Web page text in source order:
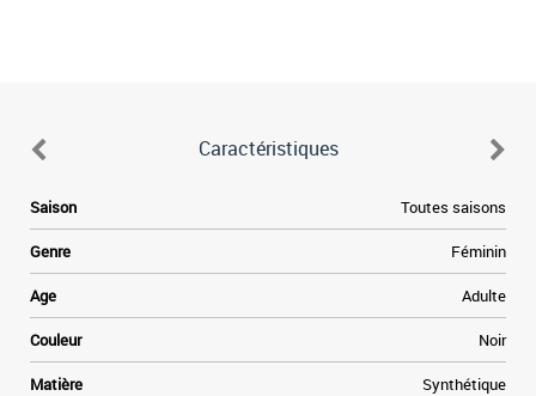
Caractéristiques
Saison Toutes saisons
Genre Féminin
Age Adulte
Couleur Noir
Matière Synthétique